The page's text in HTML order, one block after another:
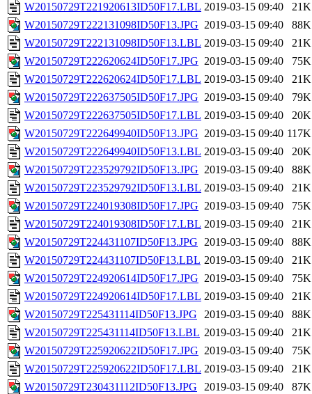
W20150729T221920613ID50F17.LBL 2019-03-15 09:40
21K
W20150729T222131098ID50F13.JPG 2019-03-15 09:40
88K
W20150729T222131098ID50F13.LBL 2019-03-15 09:40
21K
W20150729T222620624ID50F17.JPG 2019-03-15 09:40
75K
W20150729T222620624ID50F17.LBL 2019-03-15 09:40
21K
W20150729T222637505ID50F17.JPG 2019-03-15 09:40
79K
W20150729T222637505ID50F17.LBL 2019-03-15 09:40
20K
W20150729T222649940ID50F13.JPG 2019-03-15 09:40 117K
W20150729T222649940ID50F13.LBL 2019-03-15 09:40
20K
W20150729T223529792ID50F13.JPG 2019-03-15 09:40
88K
W20150729T223529792ID50F13.LBL 2019-03-15 09:40
21K
W20150729T224019308ID50F17.JPG 2019-03-15 09:40
75K
W20150729T224019308ID50F17.LBL 2019-03-15 09:40
21K
W20150729T224431107ID50F13.JPG 2019-03-15 09:40
88K
W20150729T224431107ID50F13.LBL 2019-03-15 09:40
21K
W20150729T224920614ID50F17.JPG 2019-03-15 09:40
75K
W20150729T224920614ID50F17.LBL 2019-03-15 09:40
21K
W20150729T225431114ID50F13.JPG
2019-03-15 09:40
88K
W20150729T225431114ID50F13.LBL 2019-03-15 09:40
21K
W20150729T225920622ID50F17.JPG 2019-03-15 09:40
75K
W20150729T225920622ID50F17.LBL 2019-03-15 09:40
21K
W20150729T230431112ID50F13.JPG
2019-03-15 09:40
87K